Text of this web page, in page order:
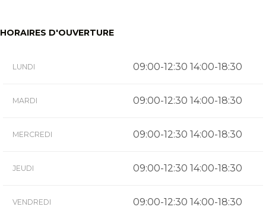
HORAIRES D'OUVERTURE
LUNDI 09:00-12:30 14:00-18:30
MARDI 09:00-12:30 14:00-18:30
MERCREDI 09:00-12:30 14:00-18:30
JEUDI 09:00-12:30 14:00-18:30
VENDREDI 09:00-12:30 14:00-18:30